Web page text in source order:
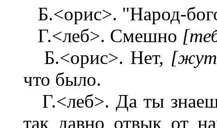
Б.<орис>. "Народ-
Г.<леб>. Смешно
Б.<орис>. Нет,
что было.
Г.<леб>. Да ты
так давно отвык от